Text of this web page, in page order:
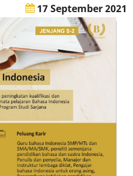
17 September 2021